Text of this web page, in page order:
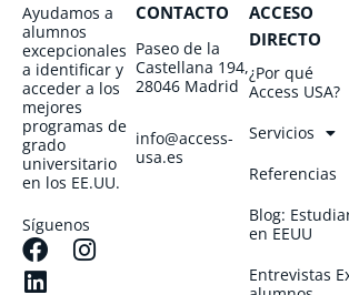
Ayudamos a
alumnos
excepcionales
a identificar y
acceder a los
mejores
programas de
grado
universitario
en los EE.UU.
Síguenos
CONTACTO
Paseo de la
Castellana 194,
28046 Madrid
info@access-
usa.es
ACCESO
DIRECTO
¿Por qué
Access USA?
Servicios
Referencias
Blog:
en EEUU
Entrevistas